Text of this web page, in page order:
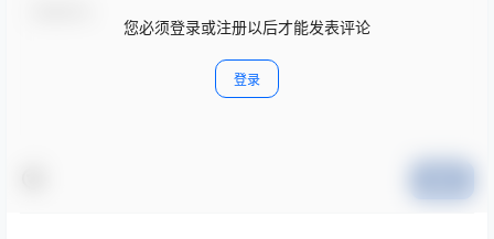
您必须登录或注册以后才能发表评论
登录